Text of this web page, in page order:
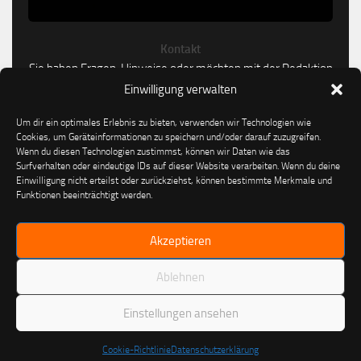
Einwilligung verwalten
Um dir ein optimales Erlebnis zu bieten, verwenden wir Technologien wie
Cookies, um Geräteinformationen zu speichern und/oder darauf zuzugreifen.
Wenn du diesen Technologien zustimmst, können wir Daten wie das
Surfverhalten oder eindeutige IDs auf dieser Website verarbeiten. Wenn du deine
Einwilligung nicht erteilst oder zurückziehst, können bestimmte Merkmale und
Funktionen beeinträchtigt werden.
Akzeptieren
Ablehnen
Einstellungen ansehen
Cookie-RichtlinieDatenschutzerklärung
Kontakt
Sie haben Fragen, Hinweise oder möchten mit der Redaktion
in Kontakt treten?
Kontakt aufnehmen